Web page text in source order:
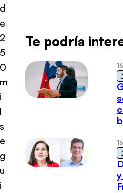
d
e
2
5
0
m
i
l
s
e
g
u
i
Te podría